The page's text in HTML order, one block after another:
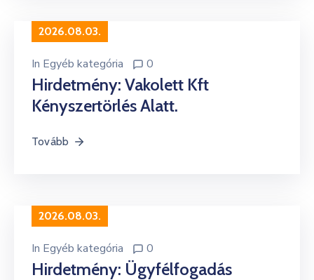
2026.08.03.
In Egyéb kategória 0
Hirdetmény: Vakolett Kft
Kényszertörlés Alatt.
Tovább
2026.08.03.
In Egyéb kategória 0
Hirdetmény: Ügyfélfogadás